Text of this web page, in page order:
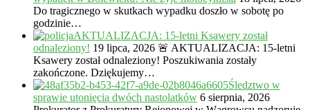
Do tragicznego w skutkach wypadku doszło w sobotę po
godzinie…
AKTUALIZACJA: 15-letni Ksawery został
odnaleziony! 19 lipca, 2026 🚨 AKTUALIZACJA: 15-letni
Ksawery został odnaleziony! Poszukiwania zostały
zakończone. Dziękujemy…
Śledztwo w
sprawie utonięcia dwóch nastolatków 6 sierpnia, 2026